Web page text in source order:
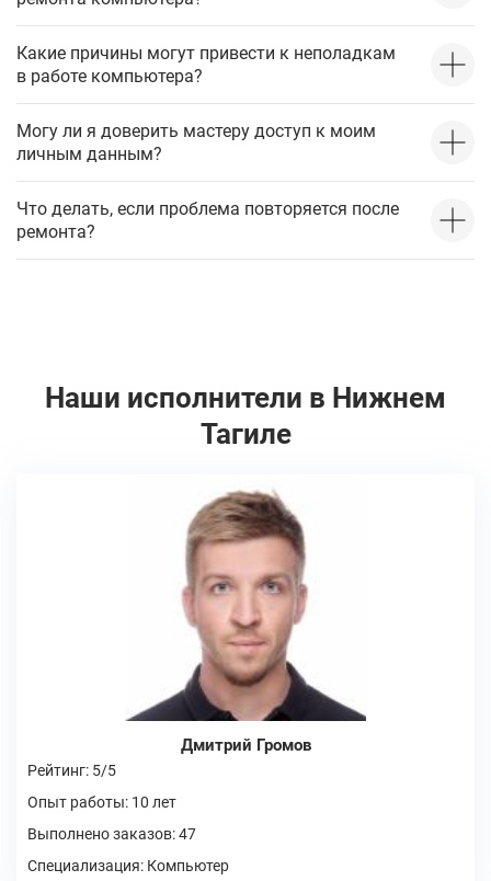
Какие причины могут привести к неполадкам
в работе компьютера?
Могу ли я доверить мастеру доступ к моим
личным данным?
Что делать, если проблема повторяется после
ремонта?
Наши исполнители в Нижнем
Тагиле
Дмитрий Громов
Рейтинг: 5/5
Опыт работы: 10 лет
Выполнено заказов: 47
Специализация: Компьютер